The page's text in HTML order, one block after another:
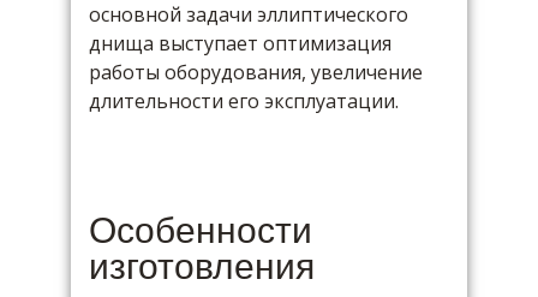
основной задачи эллиптического
днища выступает оптимизация
работы оборудования, увеличение
длительности его эксплуатации.
Особенности
изготовления